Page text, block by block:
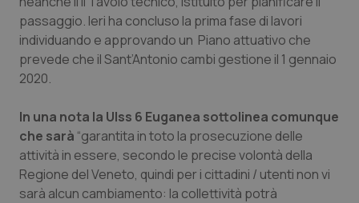
Liguria
Lombardia
Molise
Piemonte
Disturbi dell’umore
Dolore
Epatiti
HIV
passaggio. Ieri ha concluso la prima fase di lavori
individuando e approvando un Piano attuativo che
prevede che il Sant’Antonio cambi gestione il 1 gennaio
2020.
In una nota la Ulss 6 Euganea sottolinea comunque
che sarà “garantita in toto la prosecuzione delle
attività in essere, secondo le precise volontà della
Regione del Veneto, quindi per i cittadini / utenti non vi
sarà alcun cambiamento: la collettività potrà